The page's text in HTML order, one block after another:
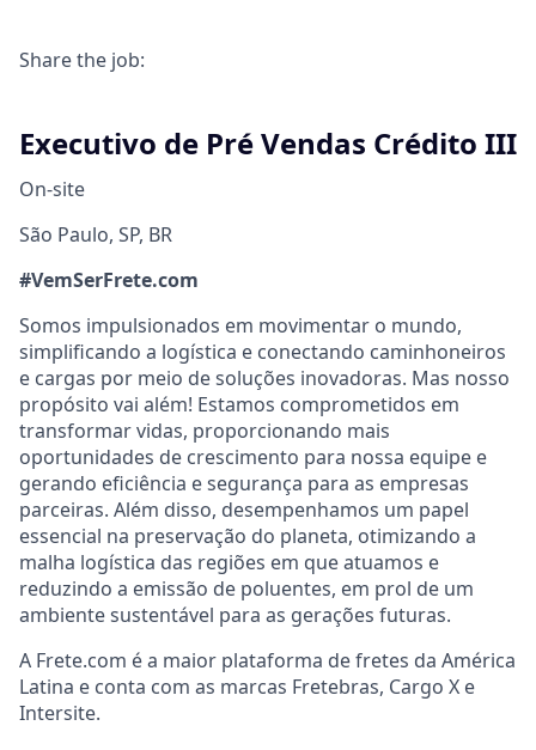
Share the job:
Executivo de Pré Vendas Crédito III
On-site
São Paulo, SP, BR
#VemSerFrete.com
Somos impulsionados em movimentar o mundo,
simplificando a logística e conectando caminhoneiros
e cargas por meio de soluções inovadoras. Mas nosso
propósito vai além! Estamos comprometidos em
transformar vidas, proporcionando mais
oportunidades de crescimento para nossa equipe e
gerando eficiência e segurança para as empresas
parceiras. Além disso, desempenhamos um papel
essencial na preservação do planeta, otimizando a
malha logística das regiões em que atuamos e
reduzindo a emissão de poluentes, em prol de um
ambiente sustentável para as gerações futuras.
A Frete.com é a maior plataforma de fretes da América
Latina e conta com as marcas Fretebras, Cargo X e
Intersite.